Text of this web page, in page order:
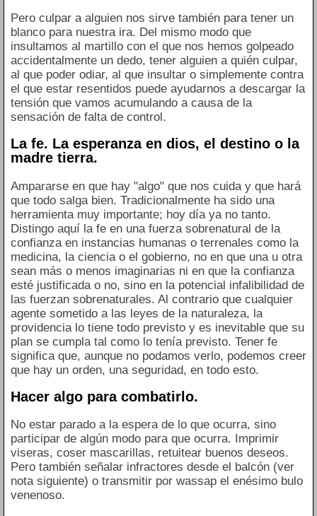
Pero culpar a alguien nos sirve también para tener un
blanco para nuestra ira. Del mismo modo que
insultamos al martillo con el que nos hemos golpeado
accidentalmente un dedo, tener alguien a quién culpar,
al que poder odiar, al que insultar o simplemente contra
el que estar resentidos puede ayudarnos a descargar la
tensión que vamos acumulando a causa de la
sensación de falta de control.
La fe. La esperanza en dios, el destino o la
madre tierra.
Ampararse en que hay "algo" que nos cuida y que hará
que todo salga bien. Tradicionalmente ha sido una
herramienta muy importante; hoy día ya no tanto.
Distingo aquí la fe en una fuerza sobrenatural de la
confianza en instancias humanas o terrenales como la
medicina, la ciencia o el gobierno, no en que una u otra
sean más o menos imaginarias ni en que la confianza
esté justificada o no, sino en la potencial infalibilidad de
las fuerzan sobrenaturales. Al contrario que cualquier
agente sometido a las leyes de la naturaleza, la
providencia lo tiene todo previsto y es inevitable que su
plan se cumpla tal como lo tenía previsto. Tener fe
significa que, aunque no podamos verlo, podemos creer
que hay un orden, una seguridad, en todo esto.
Hacer algo para combatirlo.
No estar parado a la espera de lo que ocurra, sino
participar de algún modo para que ocurra. Imprimir
viseras, coser mascarillas, retuitear buenos deseos.
Pero también señalar infractores desde el balcón (ver
nota siguiente) o transmitir por wassap el enésimo bulo
venenoso.